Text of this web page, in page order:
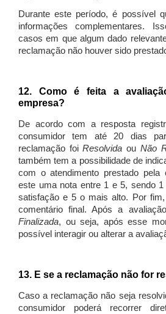
Durante este período, é possível
informações complementares.
casos em que algum dado
reclamação não houver sido
12. Como é feita a
empresa?
De acordo com a resposta
consumidor tem até 20 dias
reclamação foiResolvida ou Não
também tem a possibilidade de
com o atendimento prestado pela
este uma nota entre 1 e 5, sendo
satisfação e 5 o mais alto. Por
comentário final. Após a
Finalizada, ou seja, após esse
possível interagir ou alterar a
13. E se a reclamação não for
Caso a reclamação não seja
consumidor poderá recorrer